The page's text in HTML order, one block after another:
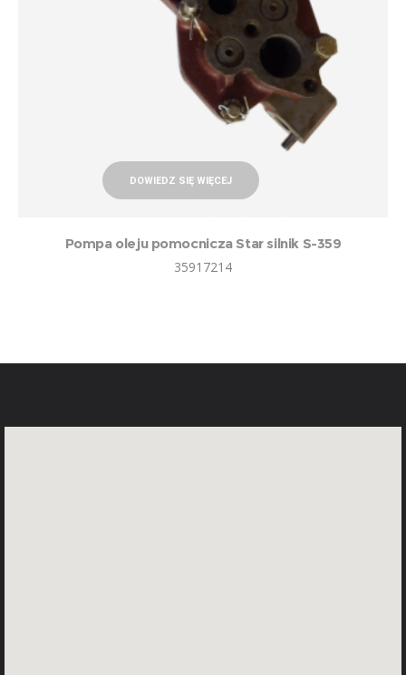
DOWIEDZ SIĘ WIĘCEJ
Pompa oleju pomocnicza Star silnik S-359
35917214